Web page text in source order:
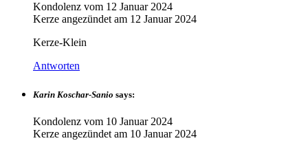
Kondolenz vom 12 Januar 2024
Kerze angezündet am 12 Januar 2024
Kerze-Klein
Antworten
Karin Koschar-Sanio says:
Kondolenz vom 10 Januar 2024
Kerze angezündet am 10 Januar 2024